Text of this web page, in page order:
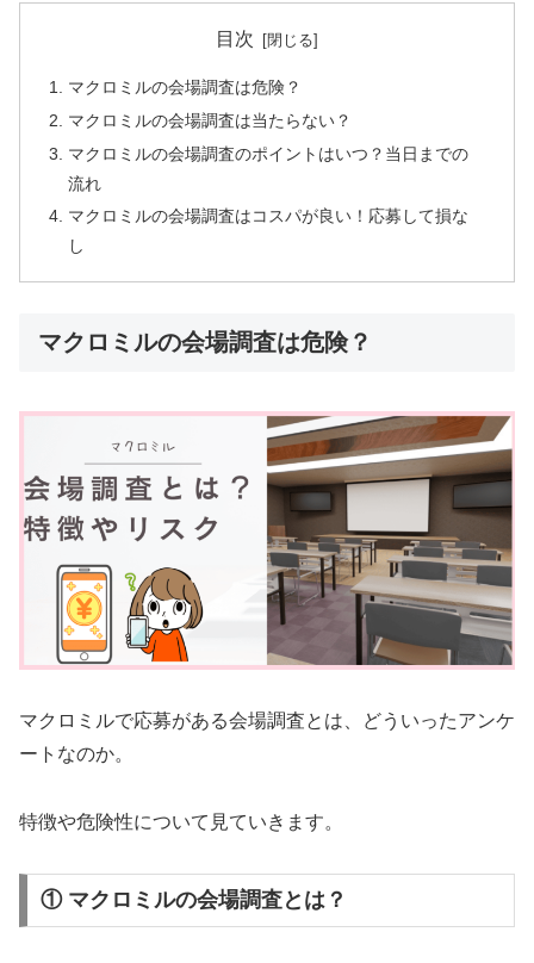
目次
マクロミルの会場調査は危険？
マクロミルの会場調査は当たらない？
マクロミルの会場調査のポイントはいつ？当日までの
流れ
マクロミルの会場調査はコスパが良い！応募して損な
し
マクロミルの会場調査は危険？
マクロミルで応募がある会場調査とは、どういったアンケ
ートなのか。
特徴や危険性について見ていきます。
① マクロミルの会場調査とは？